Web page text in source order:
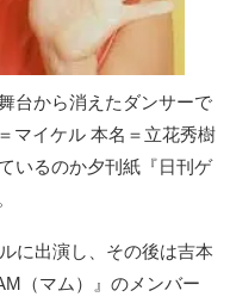
台から消えたダンサーで
マイケル 本名＝立花秀樹
いるのか夕刊紙『日刊ゲ
に出演し、その後は吉本
（マム）』のメンバー